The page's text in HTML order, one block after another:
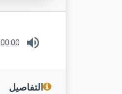
00:00
التفاصيل